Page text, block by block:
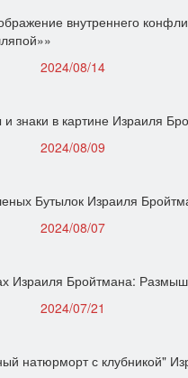
внутреннего
2024/08/14
знаки в картине Израиля
2024/08/09
Бутылок Израиля
2024/08/07
Израиля Бройтмана:
2024/07/21
натюрморт с клубникой"